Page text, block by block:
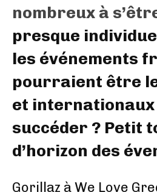
nombreux à
presque
les événements
pourraient être
et
succéder ? Petit
d’horizon des
Gorillaz à We Love